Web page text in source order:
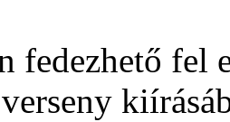
fedezhető fel